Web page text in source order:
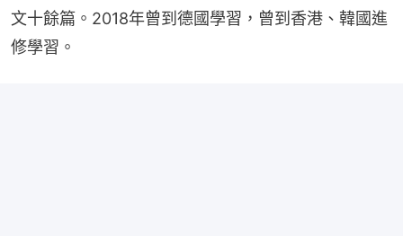
文十餘篇。2018年曾到德國學習，曾到香港、韓國進
修學習。